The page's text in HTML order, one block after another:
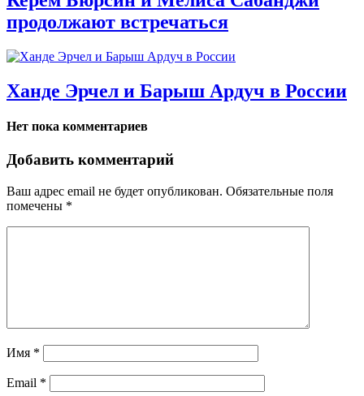
продолжают встречаться
Ханде Эрчел и Барыш Ардуч в России
Нет пока комментариев
Добавить комментарий
Ваш адрес email не будет опубликован. Обязательные поля
помечены *
Имя *
Email *